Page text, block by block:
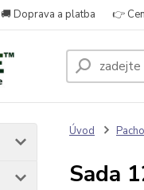
🚚 Doprava a platba 👉
Úvod
Sada